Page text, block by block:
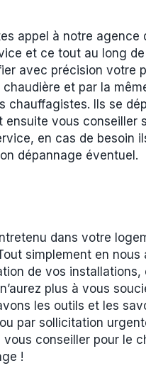
appel à notre agence
et ce tout au long de
avec précision votre
et par la
chauffagistes. Ils se
vous conseiller
en cas de besoin
dépannage éventuel.
dans votre
simplement en nous
de vos
plus à vous
les outils et les
par sollicitation
conseiller pour le
!